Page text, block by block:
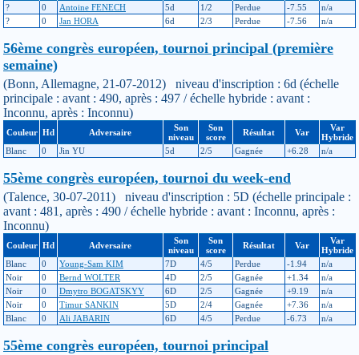
?
0 Antoine FENECH 5d 1/2 Perdue -7.55
n/a
?
0 Jan HORA 6d 2/3 Perdue -7.56 n/a
56ème congrès européen, tournoi principal (première
semaine)
(Bonn, Allemagne, 21-07-2012) niveau d'inscription : 6d (échelle
principale : avant : 490, après : 497 / échelle hybride : avant :
Inconnu, après : Inconnu)
Couleur Hd Adversaire
Son
niveau
Son
score
Résultat Var
Var
Hybride
Blanc
0 Jin YU 5d 2/5 Gagnée +6.28 n/a
55ème congrès européen, tournoi du week-end
(Talence, 30-07-2011) niveau d'inscription : 5D (échelle principale :
avant : 481, après : 490 / échelle hybride : avant : Inconnu, après :
Inconnu)
Couleur Hd Adversaire
Son
niveau
Son
score
Résultat Var
Var
Hybride
Blanc
0 Young-Sam KIM 7D 4/5 Perdue -1.94
n/a
Noir
0 Bernd WOLTER 4D 2/5 Gagnée +1.34
n/a
Noir
0 Dmytro BOGATSKYY 6D 2/5 Gagnée +9.19
n/a
Noir
0 Timur SANKIN 5D 2/4 Gagnée +7.36
n/a
Blanc
0 Ali JABARIN 6D 4/5 Perdue -6.73 n/a
55ème congrès européen, tournoi principal